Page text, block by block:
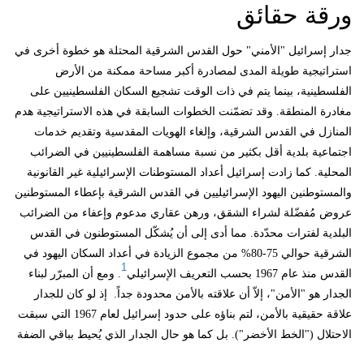
ورقة حقائق
جدار إسرائيل "الأمني" حول القدس الشرقية المحتلة هو خطوة أخرى في
استراتيجية طويلة المدى لمصادرة أكبر مساحة ممكنة من الأرض
الفلسطينية، بينما يتم في ذات الوقت تشجيع السكان الفلسطينيين على
مغادرة المنطقة. وقد تضمّنت الخطوات السابقة في هذه الاستراتيجية هدم
المنازل في القدس الشرقية، وإلغاء الهويات المقدسية وتقديم خدمات
اجتماعية بلدية أقل بكثير من نسبة مساهمة الفلسطينيين في الضرائب
المحلية. كما زادت إسرائيل أعداد المستوطنات الإسرائيلية غير القانونية
والمستوطنين اليهود الإسرائيليين في القدس الشرقية بإعطاء المستوطنين
عروض مُفضّلة لشراء الشقق، ورهن عقاري مدعوم وإعفاء من الضرائب
البلدية لفترات محدّدة. مما أدى إلى أن يُشكّل المستوطنون في القدس
الشرقية حوالي 75-80% من مجموع الزيادة في أعداد السكان اليهود في
القدس منذ عام 1967 بحسب التعريف الإسرائيلي
1
. ومع أن المبرّر لبناء
الجدار هو "الأمن"، إلاّ أن علاقته بالأمن محدودة جداً. إذ لو كان للجدار
علاقة حقيقية بالأمن، لتم بناؤه على حدود إسرائيل لعام 1967 التي سبقت
الاحتلال ("الخط الأخضر"). بل كما هو حال الجدار الذي يُحيط بباقي الضفة